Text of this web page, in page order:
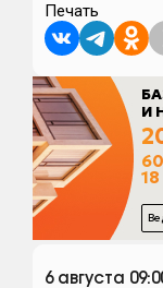
Печать
6 августа